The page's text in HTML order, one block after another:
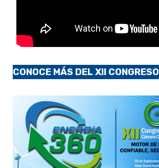
CONOCE MÁS DEL XII CONGRESO